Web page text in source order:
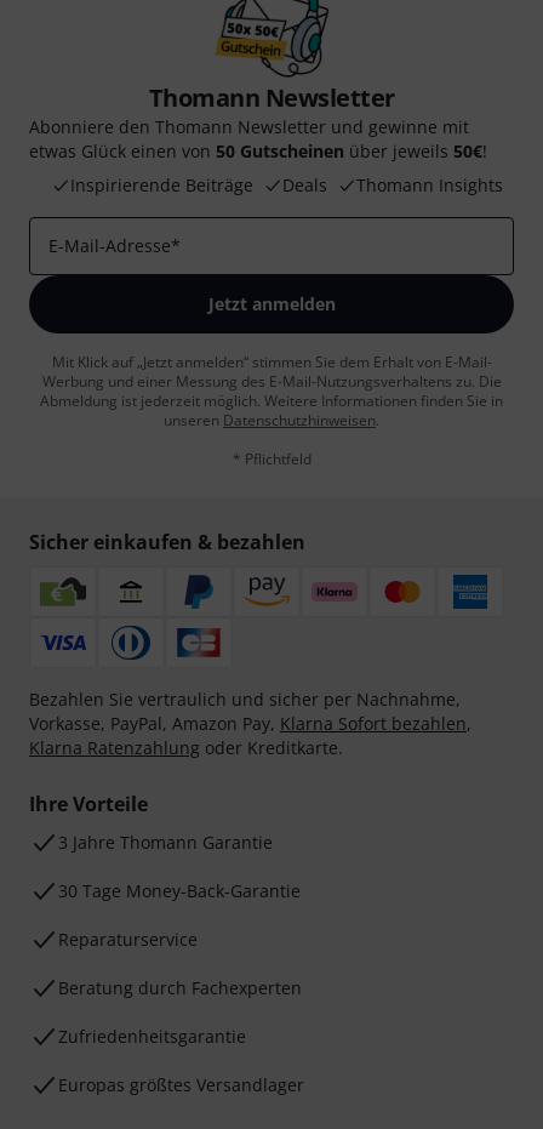
Thomann Newsletter
Abonniere den Thomann Newsletter und gewinne mit
etwas Glück einen von 50 Gutscheinen über jeweils 50€!
Inspirierende Beiträge
Deals Thomann Insights
E-Mail-Adresse*
Jetzt anmelden
Mit Klick auf „Jetzt anmelden“ stimmen Sie dem Erhalt von E-Mail-
Werbung und einer Messung des E-Mail-Nutzungsverhaltens zu. Die
Abmeldung ist jederzeit möglich. Weitere Informationen finden Sie in
unseren Datenschutzhinweisen.
* Pflichtfeld
Sicher einkaufen & bezahlen
Bezahlen Sie vertraulich und sicher per Nachnahme,
Vorkasse, PayPal, Amazon Pay, Klarna Sofort bezahlen,
Klarna Ratenzahlung oder Kreditkarte.
Ihre Vorteile
3 Jahre Thomann Garantie
30 Tage Money-Back-Garantie
Reparaturservice
Beratung durch Fachexperten
Zufriedenheitsgarantie
Europas größtes Versandlager